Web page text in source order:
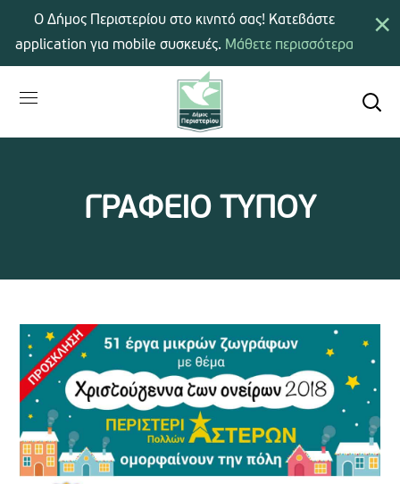
ΓΡΑΦΕΙΟ ΤΥΠΟΥ
×
Ο Δήμος Περιστερίου στο κινητό σας! Κατεβάστε
application για mobile συσκευές. Μάθετε περισσότερα